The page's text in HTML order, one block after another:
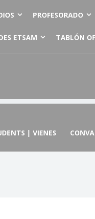
PROFESORADO
ETSAM TABLÓN
| VIENES